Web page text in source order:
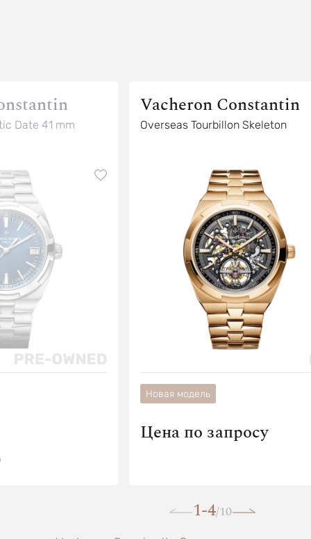
Date 41 mm
Vacheron Constantin
Overseas Tourbillon Skeleton
Новая модель
Цена по запросу
1-4/10